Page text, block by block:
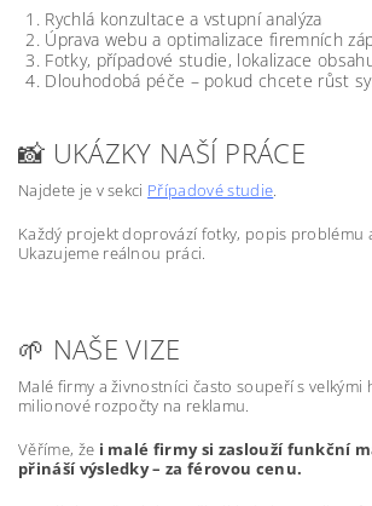
Rychlá konzultace a vstupní analýza
Úprava webu a optimalizace firemních
Fotky, případové studie, lokalizace
Dlouhodobá péče – pokud chcete růst
📸 UKÁZKY NAŠÍ PRÁCE
Najdete je v sekci Případové studie.
Každý projekt doprovází fotky, popis problému
Ukazujeme reálnou práci.
🌱 NAŠE VIZE
Malé firmy a živnostníci často soupeří s velkými
milionové rozpočty na reklamu.
Věříme, že i malé firmy si zaslouží funkční
přináší výsledky – za férovou cenu.